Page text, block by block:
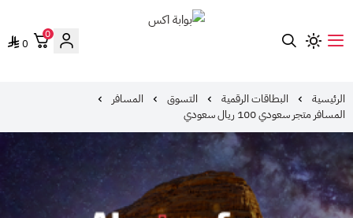
0
0
الرئيسية البطاقات الرقمية التسوق
المسافر
المسافر متجر سعودي 100 ريال سعودي